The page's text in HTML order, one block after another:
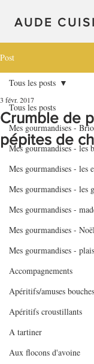
AUDE
Post
Tous les posts
Mes gourmandises -
Mes gourmandises - les
Mes gourmandises - les
Mes gourmandises - les
Mes gourmandises -
Mes gourmandises -
Mes gourmandises -
Accompagnements
Apéritifs/amuses
Apéritifs croustillants
A tartiner
Aux flocons d'avoine
Tous les posts
Crumble de
pépites de
3 févr. 2017